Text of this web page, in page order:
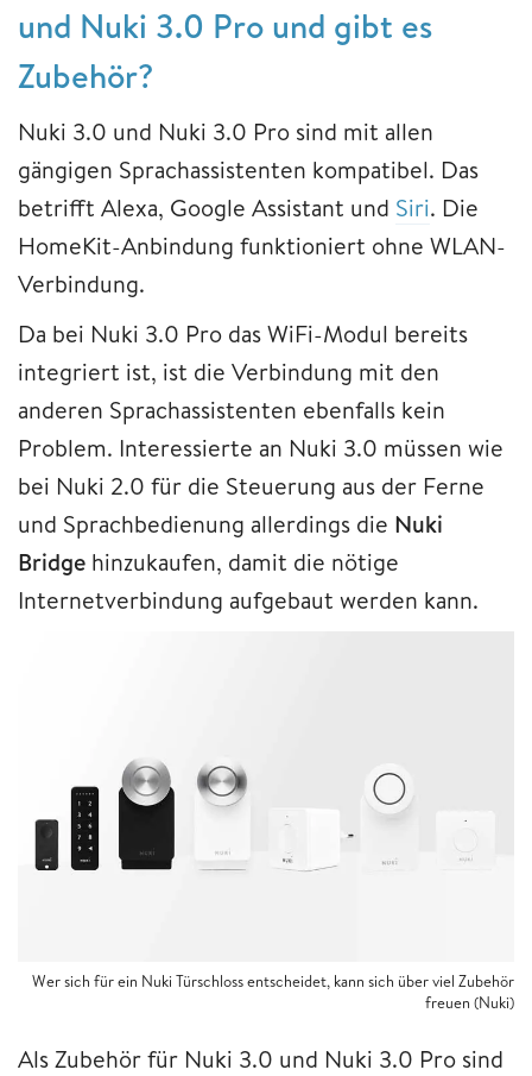
und Nuki 3.0 Pro und gibt es
Zubehör?
Nuki 3.0 und Nuki 3.0 Pro sind mit allen
gängigen Sprachassistenten kompatibel. Das
betrifft Alexa, Google Assistant und Siri. Die
HomeKit-Anbindung funktioniert ohne WLAN-
Verbindung.
Da bei Nuki 3.0 Pro das WiFi-Modul bereits
integriert ist, ist die Verbindung mit den
anderen Sprachassistenten ebenfalls kein
Problem. Interessierte an Nuki 3.0 müssen wie
bei Nuki 2.0 für die Steuerung aus der Ferne
und Sprachbedienung allerdings die Nuki
Bridge hinzukaufen, damit die nötige
Internetverbindung aufgebaut werden kann.
Wer sich für ein Nuki Türschloss entscheidet, kann sich über viel Zubehör
freuen (Nuki)
Als Zubehör für Nuki 3.0 und Nuki 3.0 Pro sind